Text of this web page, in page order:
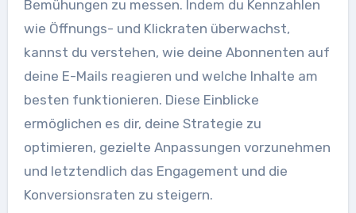
Bemühungen zu messen. Indem du Kennzahlen
wie Öffnungs- und Klickraten überwachst,
kannst du verstehen, wie deine Abonnenten auf
deine E-Mails reagieren und welche Inhalte am
besten funktionieren. Diese Einblicke
ermöglichen es dir, deine Strategie zu
optimieren, gezielte Anpassungen vorzunehmen
und letztendlich das Engagement und die
Konversionsraten zu steigern.